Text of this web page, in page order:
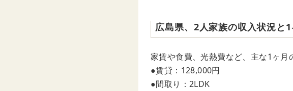
広島県、2人家族の収入状況と
家賃や食費、光熱費など、主な1ヶ月
●賃貸：128,000円
●間取り：2LDK